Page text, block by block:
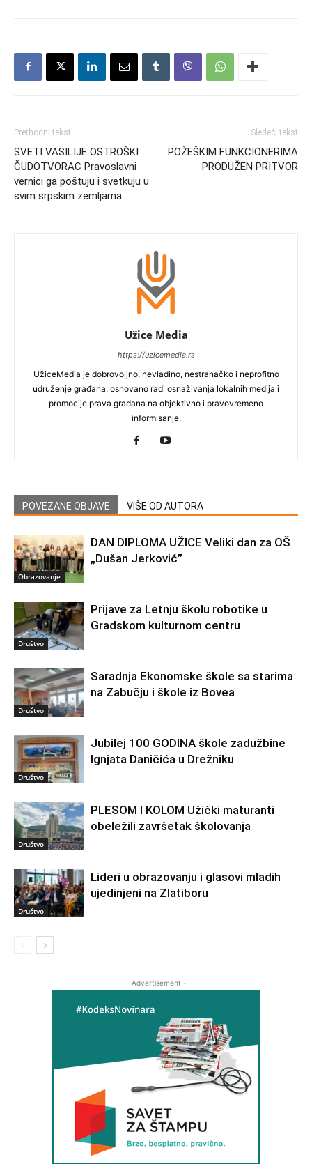
Prethodni tekst
SVETI VASILIJE OSTROŠKI
ČUDOTVORAC Pravoslavni
vernici ga poštuju i svetkuju u
svim srpskim zemljama
Sledeći tekst
POŽEŠKIM FUNKCIONERIMA
PRODUŽEN PRITVOR
Užice Media
https://uzicemedia.rs
UžiceMedia je dobrovoljno, nevladino, nestranačko i neprofitno
udruženje građana, osnovano radi osnaživanja lokalnih medija i
promocije prava građana na objektivno i pravovremeno
informisanje.
POVEZANE OBJAVE VIŠE OD AUTORA
Obrazovanje
DAN DIPLOMA UŽICE Veliki dan za OŠ
„Dušan Jerković”
Društvo
Prijave za Letnju školu robotike u
Gradskom kulturnom centru
Društvo
Saradnja Ekonomske škole sa starima
na Zabučju i škole iz Bovea
Društvo
Jubilej 100 GODINA škole zadužbine
Ignjata Daničića u Drežniku
Društvo
PLESOM I KOLOM Užički maturanti
obeležili završetak školovanja
Društvo
Lideri u obrazovanju i glasovi mladih
ujedinjeni na Zlatiboru
- Advertisement -